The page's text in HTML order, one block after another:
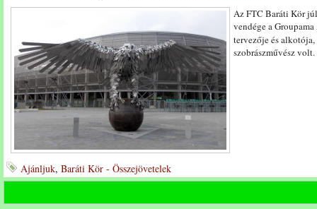
Az FTC Baráti Kör
vendége a
tervezője és alkotója,
szobrászművész volt.
Ajánljuk, Baráti Kör - Összejövetelek